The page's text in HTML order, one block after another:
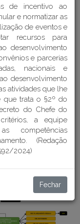
DA
DE
de incentivo ao
e normatizar as
de eventos e
recursos para
desenvolvimento
e parcerias
nacionais e
desenvolvimento
atividades que lhe
que trata o §2º do
do Chefe do
a equipe
competências
(Redação
2024)
Fechar